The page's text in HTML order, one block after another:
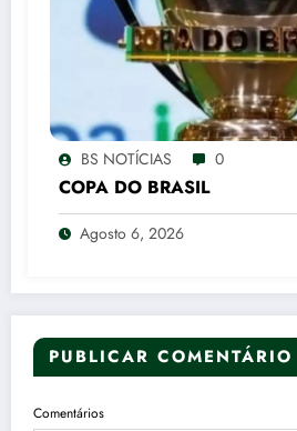
BS NOTÍCIAS 0
COPA DO BRASIL
Agosto 6, 2026
PUBLICAR COMENTÁRIO
Comentários